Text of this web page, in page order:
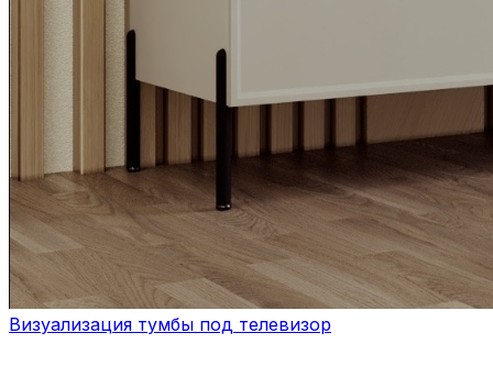
Визуализация тумбы под телевизор